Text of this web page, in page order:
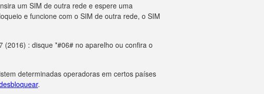
um SIM de outra rede e espere uma
e funcione com o SIM de outra rede, o SIM
(2016) : disque *#06# no aparelho ou confira o
determinadas operadoras em certos países
.